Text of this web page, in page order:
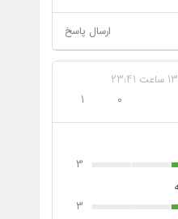
ارسال پاسخ
0
1
3
3